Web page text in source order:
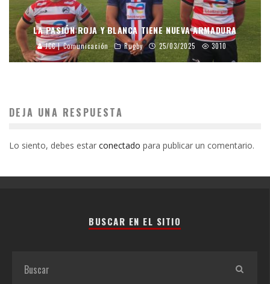
LA PASIÓN ROJA Y BLANCA TIENE NUEVA ARMADURA
JCC | Comunicación Rugby 25/03/2025 3010
DEJA UNA RESPUESTA
Lo siento, debes estar conectado para publicar un comentario.
BUSCAR EN EL SITIO